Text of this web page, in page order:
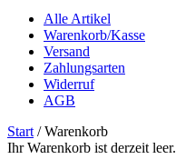
Alle Artikel
Warenkorb/Kasse
Versand
Zahlungsarten
Widerruf
AGB
Start / Warenkorb
Ihr Warenkorb ist derzeit leer.